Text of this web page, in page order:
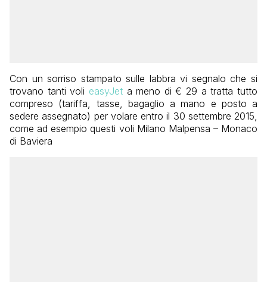
Con un sorriso stampato sulle labbra vi segnalo che si
trovano tanti voli easyJeta meno di € 29 a tratta tutto
compreso (tariffa, tasse, bagaglio a mano e posto a
sedere assegnato) per volare entro il 30 settembre 2015,
come ad esempio questi voli Milano Malpensa – Monaco
di Baviera